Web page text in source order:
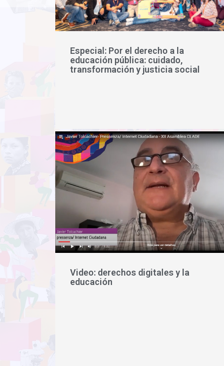
Especial: Por el derecho a la
educación pública: cuidado,
transformación y justicia social
Video: derechos digitales y la
educación